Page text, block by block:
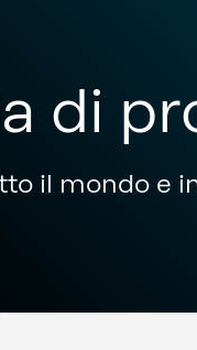
di
il mondo e